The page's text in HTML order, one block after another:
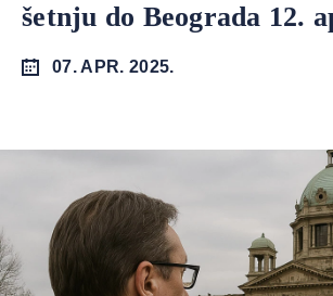
šetnju do Beograda 12.
07. APR. 2025.